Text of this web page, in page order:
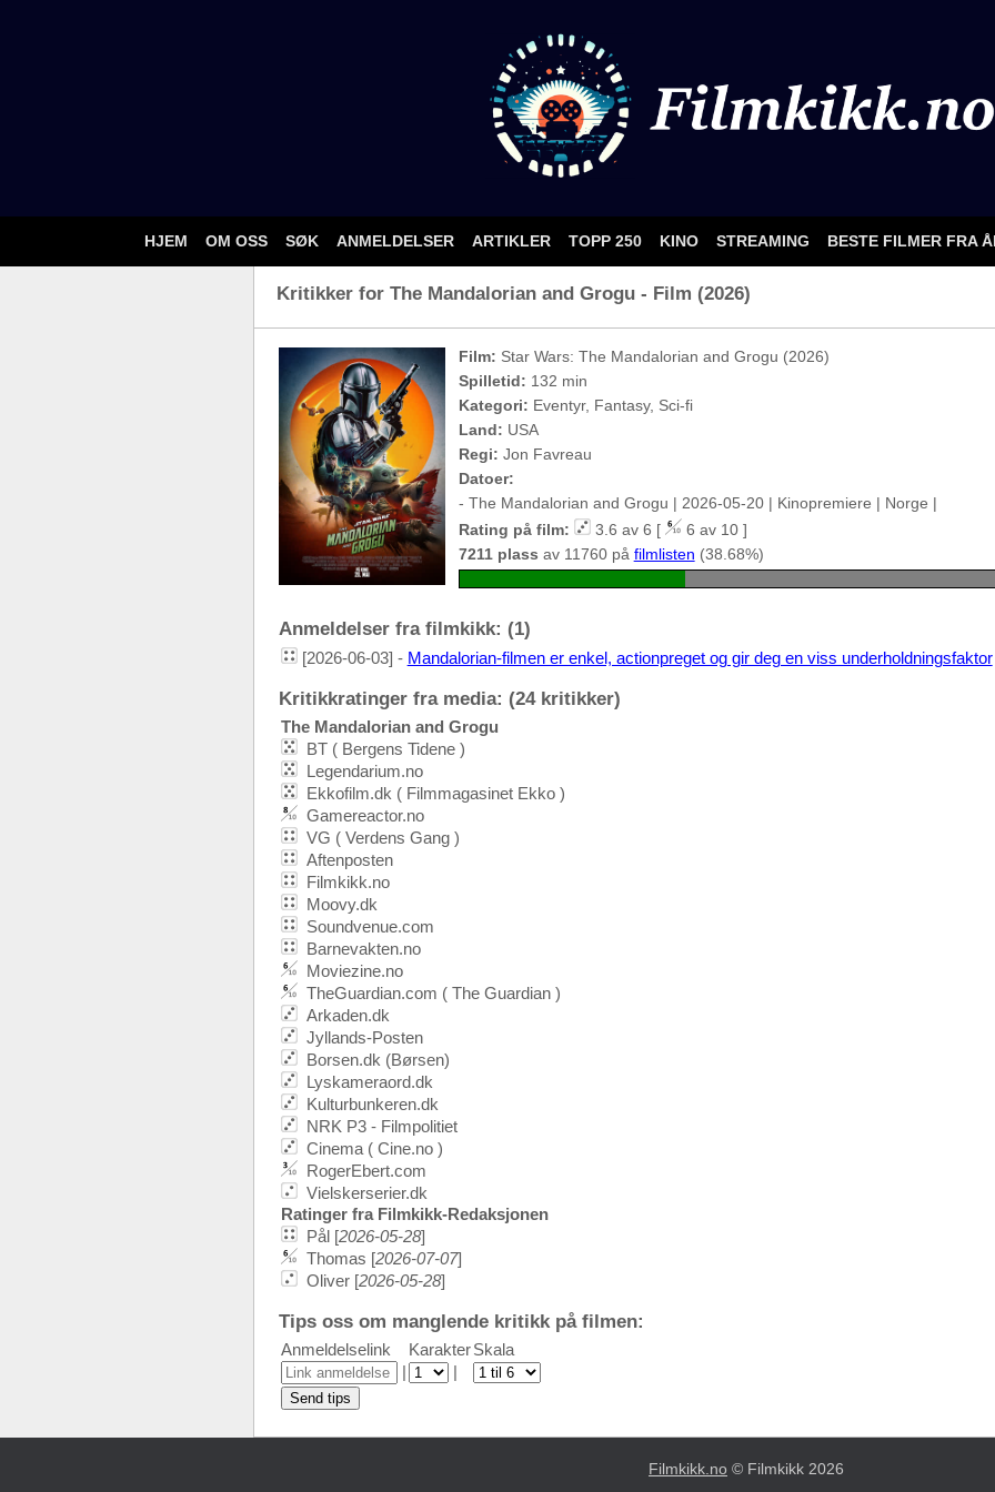
HJEM OM OSS SØK ANMELDELSER ARTIKLER TOPP 250 KINO STREAMING BESTE FILMER FRA
Kritikker for The Mandalorian and Grogu - Film (2026)
Film: Star Wars: The Mandalorian and Grogu (2026)
Spilletid: 132 min
Kategori: Eventyr, Fantasy, Sci-fi
Land: USA
Regi: Jon Favreau
Datoer:
- The Mandalorian and Grogu | 2026-05-20 | Kinopremiere | Norge |
Rating på film:
3.6 av 6 [
6 av 10 ]
7211 plass av 11760 på filmlisten (38.68%)
Anmeldelser fra filmkikk: (1)
[2026-06-03] - Mandalorian-filmen er enkel, actionpreget og gir deg en viss underholdningsfaktor
Kritikkratinger fra media: (24 kritikker)
The Mandalorian and Grogu
BT ( Bergens Tidene )
Legendarium.no
Ekkofilm.dk ( Filmmagasinet Ekko )
Gamereactor.no
VG ( Verdens Gang )
Aftenposten
Filmkikk.no
Moovy.dk
Soundvenue.com
Barnevakten.no
Moviezine.no
TheGuardian.com ( The Guardian )
Arkaden.dk
Jyllands-Posten
Borsen.dk (Børsen)
Lyskameraord.dk
Kulturbunkeren.dk
NRK P3 - Filmpolitiet
Cinema ( Cine.no )
RogerEbert.com
Vielskerserier.dk
Ratinger fra Filmkikk-Redaksjonen
Pål [2026-05-28]
Thomas [2026-07-07]
Oliver [2026-05-28]
Tips oss om manglende kritikk på filmen:
Anmeldelselink KarakterSkala
|
|
Filmkikk.no © Filmkikk 2026